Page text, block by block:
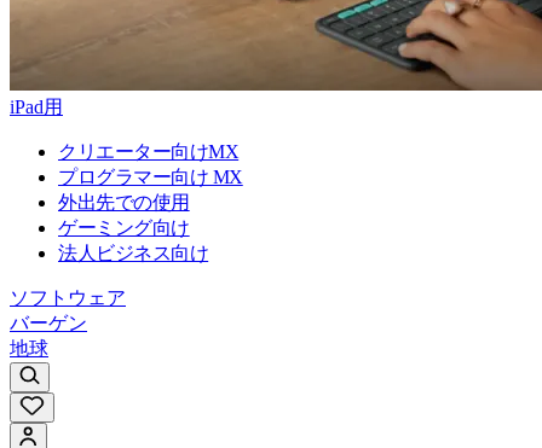
iPad用
クリエーター向けMX
プログラマー向け MX
外出先での使用
ゲーミング向け
法人ビジネス向け
ソフトウェア
バーゲン
地球